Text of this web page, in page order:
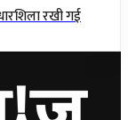
रखी गई